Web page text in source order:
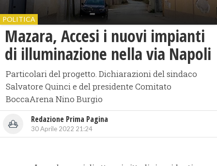
POLITICA
Mazara, Accesi i nuovi impianti
di illuminazione nella via Napoli
Particolari del progetto. Dichiarazioni del sindaco
Salvatore Quinci e del presidente Comitato
BoccaArena Nino Burgio
Redazione Prima Pagina
30 Aprile 2022 21:24